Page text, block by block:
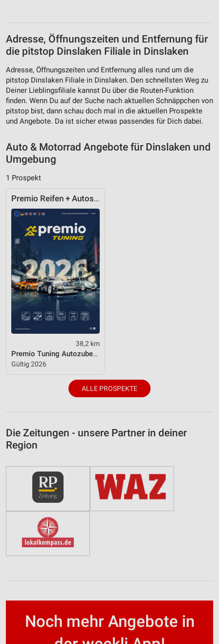
Adresse, Öffnungszeiten und Entfernung für
die pitstop Dinslaken Filiale in Dinslaken
Adresse, Öffnungszeiten und Entfernung alles rund um die
pitstop Dinslaken Filiale in Dinslaken. Den schnellsten Weg zu
Deiner Lieblingsfiliale kannst Du über die Routen-Funktion
finden. Wenn Du auf der Suche nach aktuellen Schnäppchen von
pitstop bist, dann schau doch mal in die aktuellen Prospekte
und Angebote. Da ist sicher etwas passendes für Dich dabei.
Auto & Motorrad Angebote für Dinslaken und
Umgebung
1 Prospekt
Premio Reifen + Autoservice
38,2 km
Premio Tuning Autozubehörkatalog 2026
Gültig 2026
ALLE PROSPEKTE
Die Zeitungen - unsere Partner in deiner
Region
Noch mehr Angebote in
Entwicklung und Verbesserung der Angebote
Verwendung reduzierter Daten zur Auswahl von
Inhalten
IAB-Besonderheiten:
Verwendung genauer Standortdaten
Geräte anhand von aktiv angeforderten
Informationen identifizieren
Nicht-IAB-Verarbeitungszwecke:
Notwendig
Performance
Funktional
Werbung